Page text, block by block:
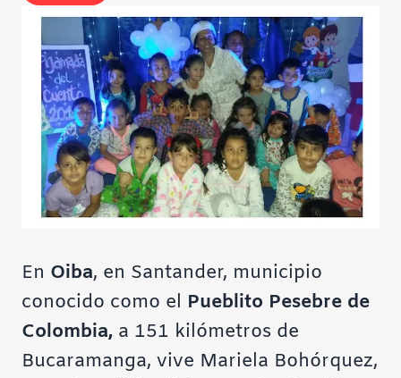
En Oiba, en Santander, municipio
conocido como el Pueblito Pesebre de
Colombia, a 151 kilómetros de
Bucaramanga, vive Mariela Bohórquez,
Fuente